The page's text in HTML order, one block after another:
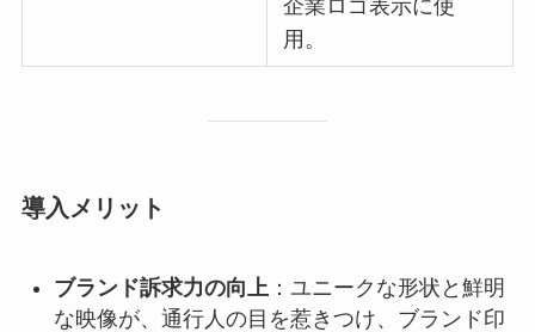
企業ロゴ表示に使
用。
導入メリット
ブランド訴求力の向上 ：ユニークな形状と鮮明
な映像が、通行人の目を惹きつけ、ブランド印